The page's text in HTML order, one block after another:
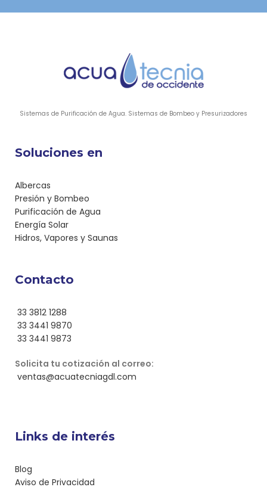
Sistemas de Purificación de Agua. Sistemas de Bombeo y Presurizadores
Soluciones en
Albercas
Presión y Bombeo
Purificación de Agua
Energía Solar
Hidros, Vapores y Saunas
Contacto
33 3812 1288
33 3441 9870
33 3441 9873
Solicita tu cotización al correo:
ventas@acuatecniagdl.com
Links de interés
Blog
Aviso de Privacidad